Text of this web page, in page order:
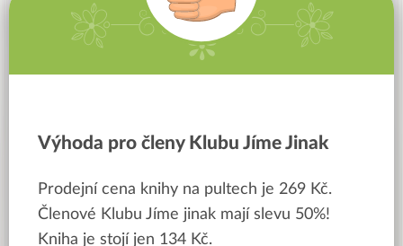
Výhoda pro členy Klubu Jíme Jinak
Prodejní cena knihy na pultech je 269 Kč.
Členové Klubu Jíme jinak mají slevu 50%!
Kniha je stojí jen 134 Kč.